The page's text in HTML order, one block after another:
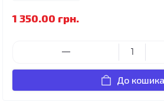
1 350.00 грн.
До кошика